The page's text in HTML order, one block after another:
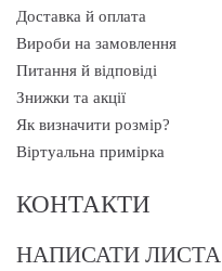
Доставка й оплата
Вироби на замовлення
Питання й відповіді
Знижки та акції
Як визначити розмір?
Віртуальна примірка
КОНТАКТИ
НАПИСАТИ ЛИСТА